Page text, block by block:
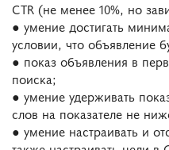
CTR (не менее 10%, но
● умение достигать
условии, что объявление
● показ объявления в
поиска;
● умение удерживать
слов на показателе не
● умение настраивать и